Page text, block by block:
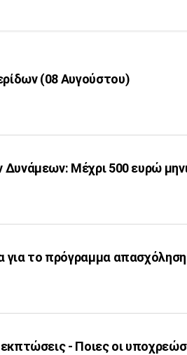
(08 Αυγούστου)
Μέχρι 500 ευρώ
το πρόγραμμα
- Ποιες οι